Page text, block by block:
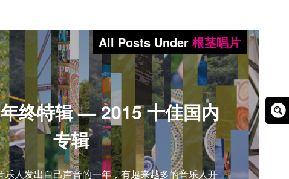
All Posts Under 根茎唱片
终特辑 — 2015 十佳国内
专辑
乐人发出自己声音的一年，有越来越多的音乐人开